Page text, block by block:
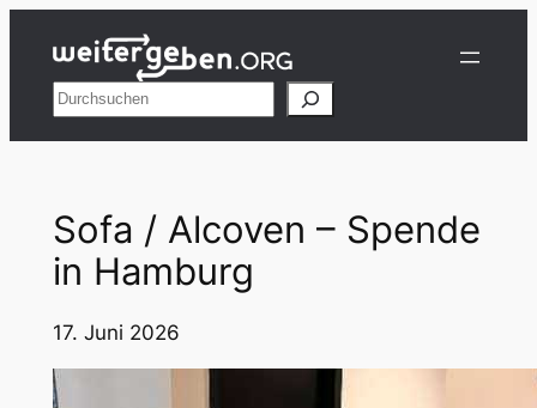
Inhalt
springenSuchen
Sofa / Alcoven – Spende
in Hamburg
17. Juni 2026